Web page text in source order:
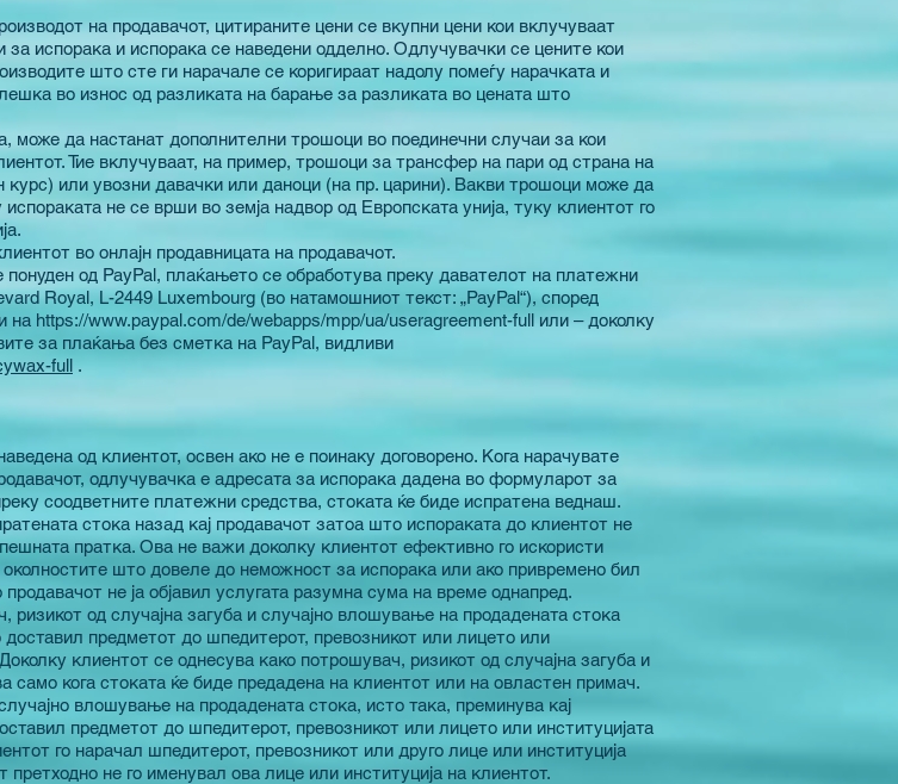
на продавачот, цитираните цени се вкупни цени кои вклучуваат
испорака и испорака се наведени одделно. Одлучувачки се цените кои
што сте ги нарачале се коригираат надолу помеѓу нарачката и
во износ од разликата на барање за разликата во цената што
може да настанат дополнителни трошоци во поединечни случаи за кои
Тие вклучуваат, на пример, трошоци за трансфер на пари од страна на
курс) или увозни давачки или даноци (на пр. царини). Вакви трошоци може да
не се врши во земја надвор од Европската унија, туку клиентот го
во онлајн продавницата на продавачот.
од PayPal, плаќањето се обработува преку давателот на платежни
Royal, L-2449 Luxembourg (во натамошниот текст: „PayPal“), според
на https://www.paypal.com/de/webapps/mpp/ua/useragreement-full или – доколку
за плаќања без сметка на PayPal, видливи
full .
од клиентот, освен ако не е поинаку договорено. Кога нарачувате
одлучувачка е адресата за испорака дадена во формуларот за
соодветните платежни средства, стоката ќе биде испратена веднаш.
стока назад кај продавачот затоа што испораката до клиентот не
пратка. Ова не важи доколку клиентот ефективно го искористи
што довеле до неможност за испорака или ако привремено бил
не ја објавил услугата разумна сума на време однапред.
ризикот од случајна загуба и случајно влошување на продадената стока
предметот до шпедитерот, превозникот или лицето или
клиентот се однесува како потрошувач, ризикот од случајна загуба и
кога стоката ќе биде предадена на клиентот или на овластен примач.
влошување на продадената стока, исто така, преминува кај
предметот до шпедитерот, превозникот или лицето или институцијата
го нарачал шпедитерот, превозникот или друго лице или институција
не го именувал ова лице или институција на клиентот.